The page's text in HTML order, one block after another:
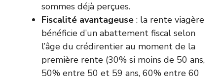
sommes déjà perçues.
Fiscalité avantageuse : la rente viagère
bénéficie d’un abattement fiscal selon
l’âge du crédirentier au moment de la
première rente (30% si moins de 50 ans,
50% entre 50 et 59 ans, 60% entre 60